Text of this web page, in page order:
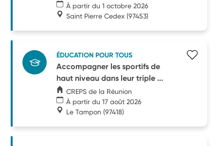
À partir du 1 octobre 2026
Saint Pierre Cedex (97453)
ÉDUCATION POUR TOUS
Accompagner les sportifs de
haut niveau dans leur triple ...
CREPS de la Réunion
À partir du 17 août 2026
Le Tampon (97418)